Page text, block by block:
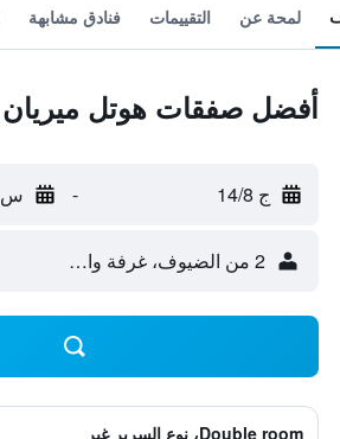
لمحة عن التقييمات فنادق مشابهة
أفضل صفقات هوتل ميريان
ج 14/8 - س 15/8
2 من الضيوف، غرفة واحدة
Double room، نوع السرير غير